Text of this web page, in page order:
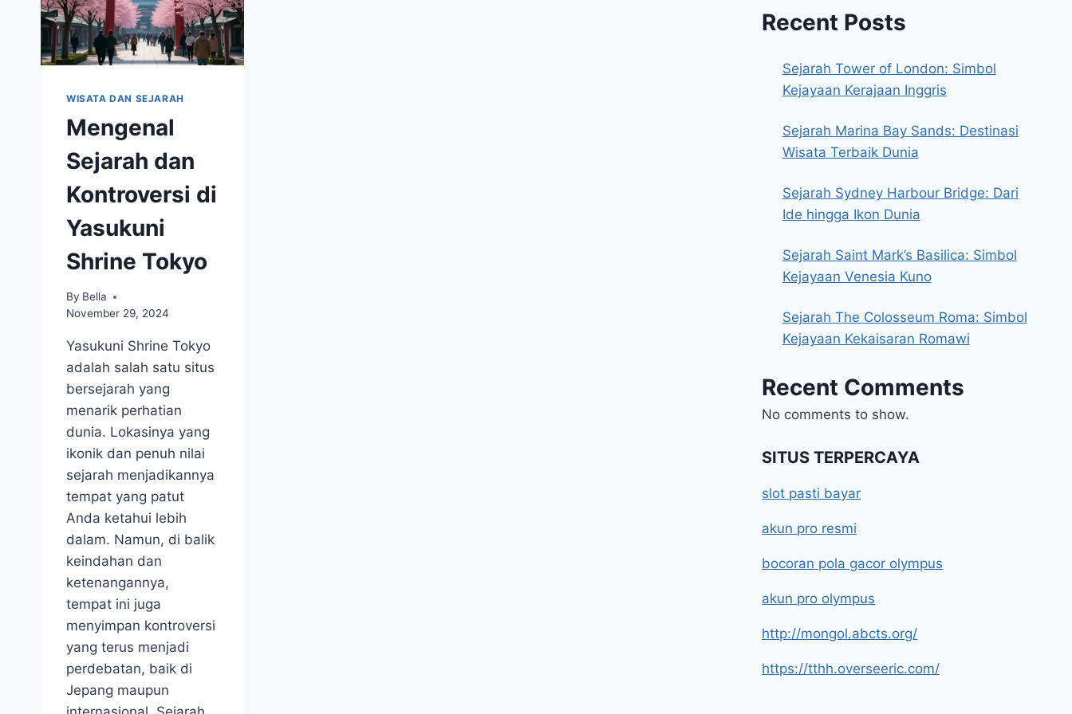
WISATA DAN SEJARAH
Mengenal
Sejarah dan
Kontroversi di
Yasukuni
Shrine Tokyo
By Bella
November 29, 2024
Yasukuni Shrine Tokyo
adalah salah satu situs
bersejarah yang
menarik perhatian
dunia. Lokasinya yang
ikonik dan penuh nilai
sejarah menjadikannya
tempat yang patut
Anda ketahui lebih
dalam. Namun, di balik
keindahan dan
ketenangannya,
tempat ini juga
menyimpan kontroversi
yang terus menjadi
perdebatan, baik di
Jepang maupun
Recent Posts
Sejarah Tower of London: Simbol
Kejayaan Kerajaan Inggris
Sejarah Marina Bay Sands: Destinasi
Wisata Terbaik Dunia
Sejarah Sydney Harbour Bridge: Dari
Ide hingga Ikon Dunia
Sejarah Saint Mark’s Basilica: Simbol
Kejayaan Venesia Kuno
Sejarah The Colosseum Roma: Simbol
Kejayaan Kekaisaran Romawi
Recent Comments
No comments to show.
SITUS TERPERCAYA
slot pasti bayar
akun pro resmi
bocoran pola gacor olympus
akun pro olympus
http://mongol.abcts.org/
https://tthh.overseeric.com/